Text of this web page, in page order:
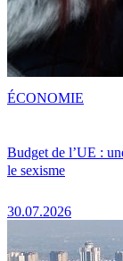
Budget de l’UE :
le sexisme
30.07.2026
ÉCONOMIE